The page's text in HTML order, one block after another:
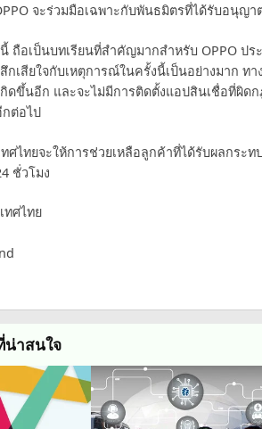
จะร่วมมือเฉพาะกับพันธมิตรที่ได้รับอนุญา
ถือเป็นบทเรียนที่สำคัญมากสำหรับ OPPO ปร
กเสียใจกับเหตุการณ์ในครั้งนี้เป็นอย่างมาก
ดขึ้นอีก และจะไม่มีการติดตั้งแอปสินเชื่อที่ผิด
กต่อไป
ทศไทยจะให้การช่วยเหลือลูกค้าที่ได้รับผลกระ
ชั่วโมง
ทศไทย
น่าสนใจ